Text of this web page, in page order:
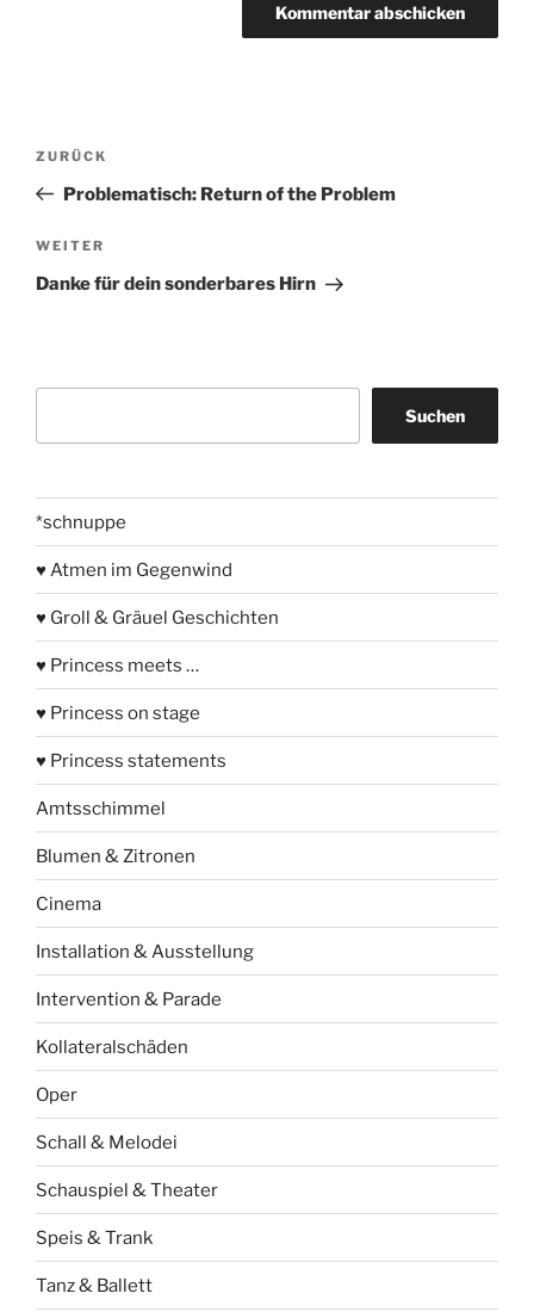
Beitragsnavigation
Vorheriger
Beitrag
ZURÜCK
Problematisch: Return of the Problem
Nächster
Beitrag
WEITER
Danke für dein sonderbares Hirn
Suchen
*schnuppe
♥ Atmen im Gegenwind
♥ Groll & Gräuel Geschichten
♥ Princess meets …
♥ Princess on stage
♥ Princess statements
Amtsschimmel
Blumen & Zitronen
Cinema
Installation & Ausstellung
Intervention & Parade
Kollateralschäden
Oper
Schall & Melodei
Schauspiel & Theater
Speis & Trank
Tanz & Ballett